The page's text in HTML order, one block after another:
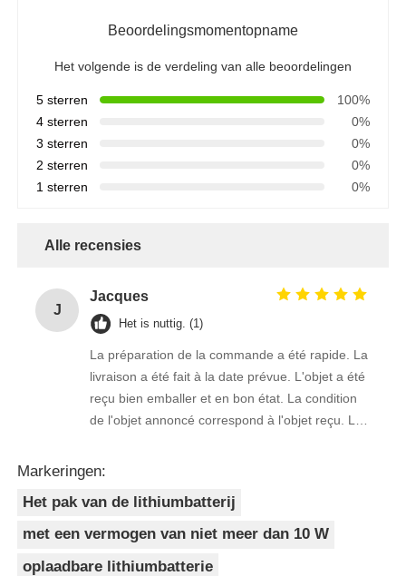
Beoordelingsmomentopname
Het volgende is de verdeling van alle beoordelingen
5 sterren
100%
4 sterren
0%
3 sterren
0%
2 sterren
0%
1 sterren
0%
Alle recensies
J
Jacques
Het is nuttig. (1)
La préparation de la commande a été rapide. La
livraison a été fait à la date prévue. L'objet a été
reçu bien emballer et en bon état. La condition
de l'objet annoncé correspond à l'objet reçu. Le
Markeringen:
Het pak van de lithiumbatterij
met een vermogen van niet meer dan 10 W
oplaadbare lithiumbatterie